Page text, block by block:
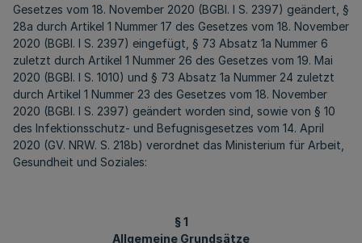
Gesetzes vom 18. November 2020 (BGBl. I S. 2397) geändert, §
28a durch Artikel 1 Nummer 17 des Gesetzes vom 18. November
2020 (BGBl. I S. 2397) eingefügt, § 73 Absatz 1a Nummer 6
zuletzt durch Artikel 1 Nummer 26 des Gesetzes vom 19. Mai
2020 (BGBl. I S. 1010) und § 73 Absatz 1a Nummer 24 zuletzt
durch Artikel 1 Nummer 23 des Gesetzes vom 18. November
2020 (BGBl. I S. 2397) geändert worden sind, sowie von § 10
des Infektionsschutz- und Befugnisgesetzes vom 14. April
2020 (GV. NRW. S. 218b) verordnet das Ministerium für Arbeit,
Gesundheit und Soziales:
§ 1
Allgemeine Grundsätze